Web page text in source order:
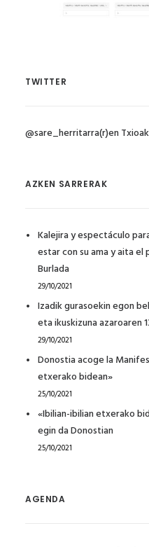
TWITTER
@sare_herritarra(r)en Txioak
AZKEN SARRERAK
Kalejira y espectáculo
estar con su ama y aita el
Burlada
29/10/2021
Izadik gurasoekin egon
eta ikuskizuna azaroaren
29/10/2021
Donostia acoge la
etxerako bidean»
25/10/2021
«Ibilian-ibilian etxerako
egin da Donostian
25/10/2021
AGENDA